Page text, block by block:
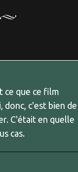
ce que ce film
donc, c'est bien de
C'était en quelle
cas.